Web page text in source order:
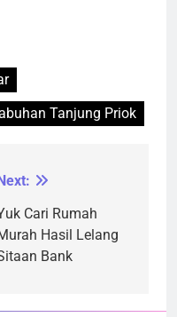
Tanjung Priok
Next:
Cari Rumah
Hasil Lelang
Bank